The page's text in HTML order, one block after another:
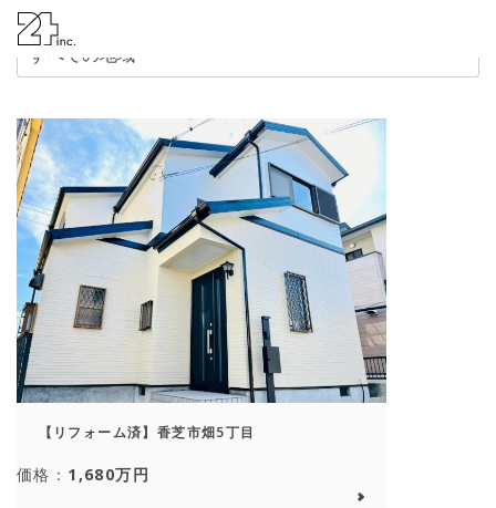
【リフォーム済】香芝市畑5丁目
価格： 1,680万円